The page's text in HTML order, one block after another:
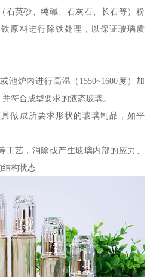
英砂、纯碱、石灰石、长石等）粉
原料进行除铁处理，以保证玻璃质
炉内进行高温（1550~1600度）加
符合成型要求的液态玻璃。
做成所要求形状的玻璃制品，如平
艺，消除或产生玻璃内部的应力、
结构状态